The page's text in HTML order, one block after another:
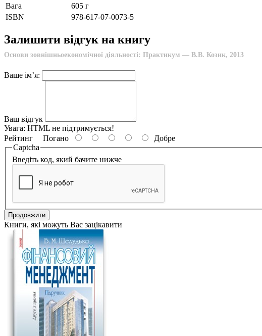
Вага
605 г
ISBN
978-617-07-0073-5
Залишити відгук на книгу
Основи зовнішньоекономічної діяльності: Практикум — В.В. Козик, 2013
Ваше ім’я:
Ваш відгук
Увага: HTML не підтримується!
Рейтинг Погано
Добре
Captcha
Введіть код, який бачите нижче
Продовжити
Книги, які можуть Вас зацікавити